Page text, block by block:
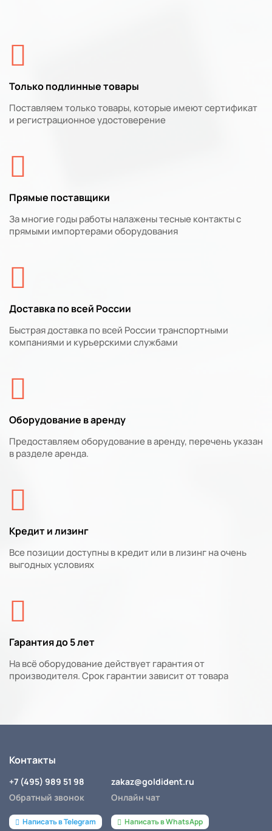
Только подлинные товары
Поставляем только товары, которые имеют сертификат
и регистрационное удостоверение
Прямые поставщики
За многие годы работы налажены тесные контакты с
прямыми импортерами оборудования
Доставка по всей России
Быстрая доставка по всей России транспортными
компаниями и курьерскими службами
Оборудование в аренду
Предоставляем оборудование в аренду, перечень указан
в разделе аренда.
Кредит и лизинг
Все позиции доступны в кредит или в лизинг на очень
выгодных условиях
Гарантия до 5 лет
На всё оборудование действует гарантия от
производителя. Срок гарантии зависит от товара
Контакты
+7 (495) 989 51 98
Обратный звонок
Написать в Telegram
zakaz@goldident.ru
Онлайн чат
Написать в WhatsApp